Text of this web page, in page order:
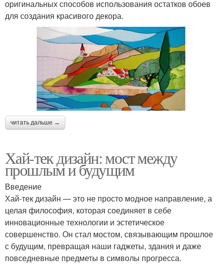
оригинальных способов использования остатков обоев
для создания красивого декора.
читать дальше →
Хай-тек дизайн: мост между
прошлым и будущим
Введение
Хай-тек дизайн — это не просто модное направление, а
целая философия, которая соединяет в себе
инновационные технологии и эстетическое
совершенство. Он стал мостом, связывающим прошлое
с будущим, превращая наши гаджеты, здания и даже
повседневные предметы в символы прогресса.